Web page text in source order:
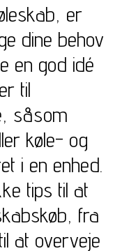
er
dine behov
en god idé
til
såsom
køle- og
i en enhed.
tips til at
fra
at overveje